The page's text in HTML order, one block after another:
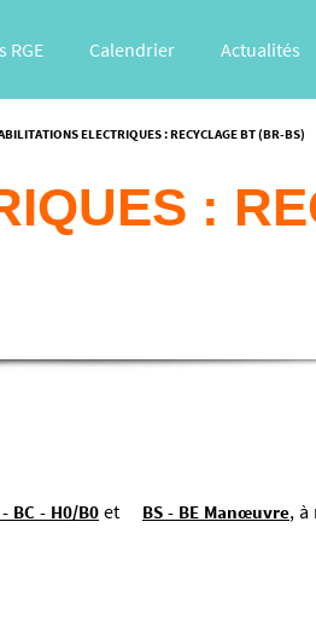
RGE Calendrier Actualités
ELECTRIQUES : RECYCLAGE BT (BR-BS)
:
BC - H0/B0 et BS - BE Manœuvre, à